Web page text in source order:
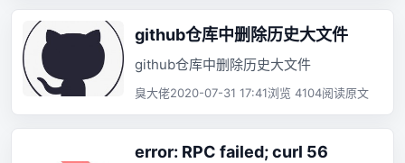
github仓库中删除历史大文件
github仓库中删除历史大文件
臭大佬2020-07-31 17:41浏览 4104阅读原文
error: RPC failed; curl 56